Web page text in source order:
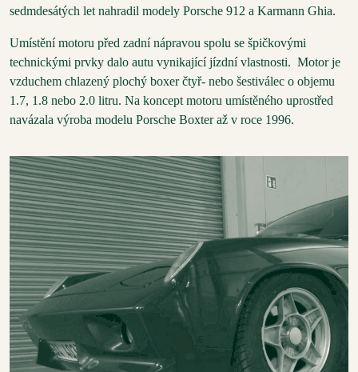
sedmdesátých let nahradil modely Porsche 912 a Karmann Ghia.
Umístění motoru před zadní nápravou spolu se špičkovými
technickými prvky dalo autu vynikající jízdní vlastnosti. Motor je
vzduchem chlazený plochý boxer čtyř- nebo šestiválec o objemu
1.7, 1.8 nebo 2.0 litru. Na koncept motoru umístěného uprostřed
navázala výroba modelu Porsche Boxter až v roce 1996.